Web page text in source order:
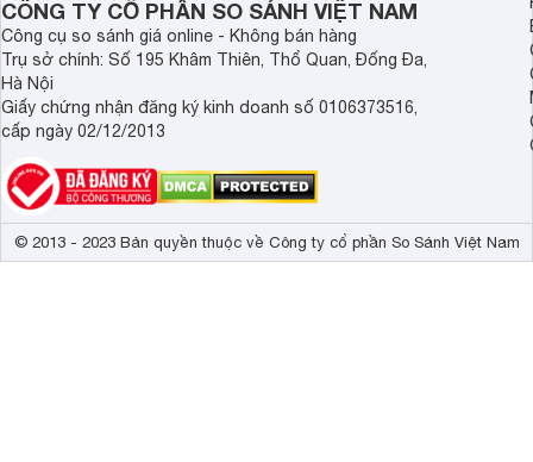
CÔNG TY CỔ PHẦN SO SÁNH VIỆT NAM
Công cụ so sánh giá online - Không bán hàng
Trụ sở chính: Số 195 Khâm Thiên, Thổ Quan, Đống Đa,
Hà Nội
Giấy chứng nhận đăng ký kinh doanh số 0106373516,
cấp ngày 02/12/2013
© 2013 - 2023 Bản quyền thuộc về Công ty cổ phần So Sánh Việt Nam